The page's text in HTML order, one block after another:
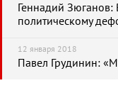
Геннадий Зюганов:
политическому
12 января 2018
Павел Грудинин: